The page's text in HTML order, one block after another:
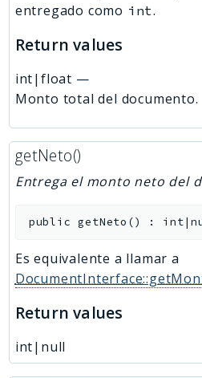
entregado como int.
Return values
int|float —
Monto total del documento.
getNeto()
Entrega el monto neto del
public getNeto () :
Es equivalente a llamar a
Return values
int|null